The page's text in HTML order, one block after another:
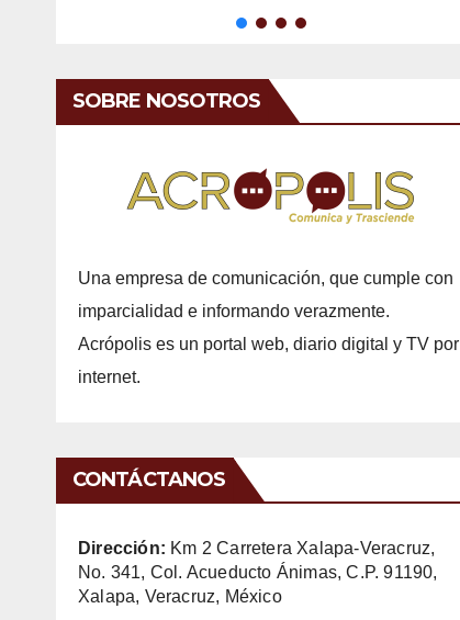
SOBRE NOSOTROS
Una empresa de comunicación, que cumple con
imparcialidad e informando verazmente.
Acrópolis es un portal web, diario digital y TV por
internet.
CONTÁCTANOS
Dirección: Km 2 Carretera Xalapa-Veracruz,
No. 341, Col. Acueducto Ánimas, C.P. 91190,
Xalapa, Veracruz, México